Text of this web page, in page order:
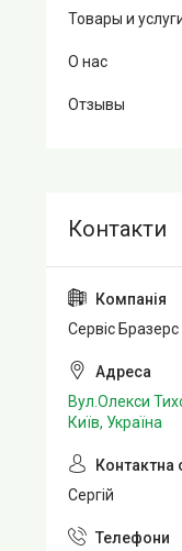
Товары и
О нас
Отзывы
Сервіс Бразерс
Вул.Олекси
Київ, Україна
Сергій